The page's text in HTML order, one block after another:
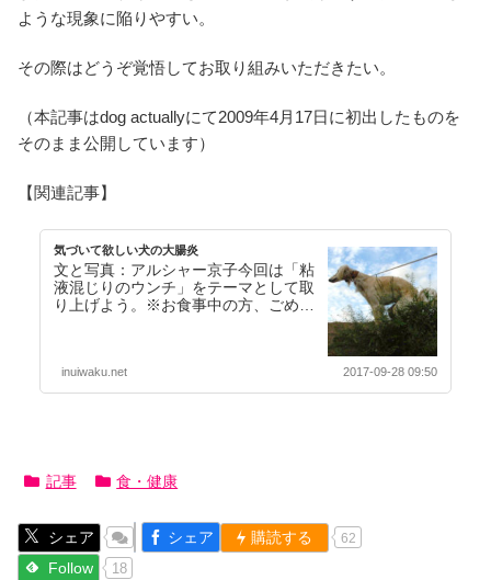
ような現象に陥りやすい。
その際はどうぞ覚悟してお取り組みいただきたい。
（本記事はdog actuallyにて2009年4月17日に初出したものを
そのまま公開しています）
【関連記事】
気づいて欲しい犬の大腸炎
文と写真：アルシャー京子今回は「粘
液混じりのウンチ」をテーマとして取
り上げよう。※お食事中の方、ごめん
inuiwaku.net 2017-09-28 09:50
記事 食・健康
シェア シェア 購読する 62
Follow 18